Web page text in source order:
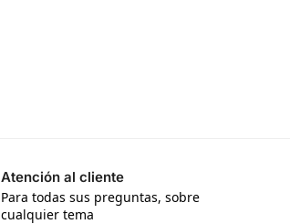
Atención al cliente
Para todas sus preguntas, sobre
cualquier tema